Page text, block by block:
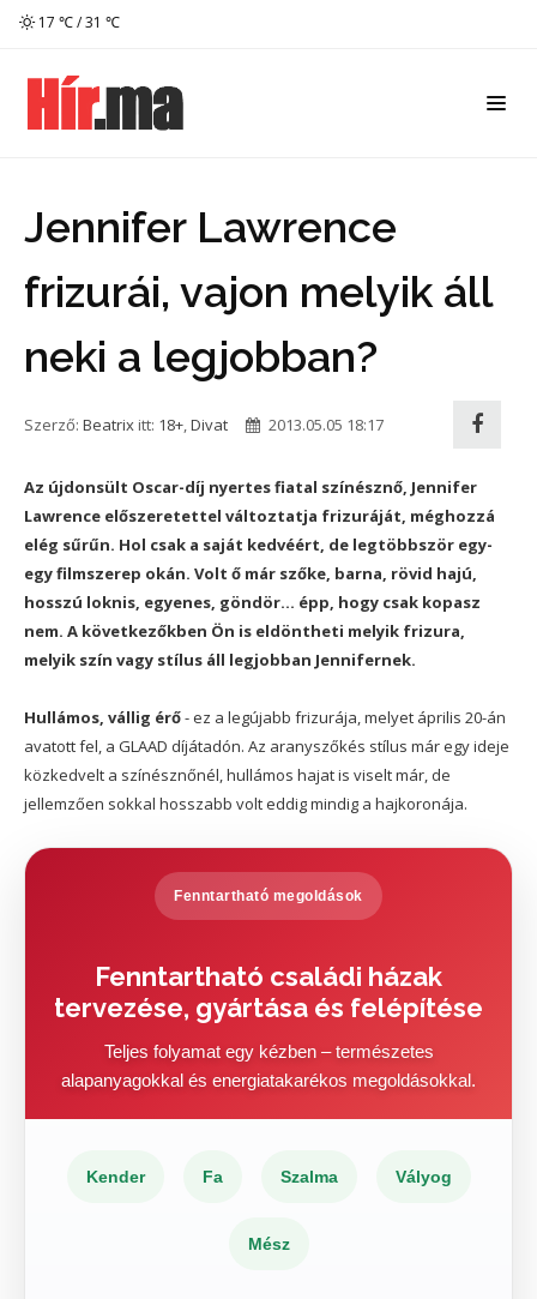
17 ℃ / 31 ℃
Jennifer Lawrence
frizurái, vajon melyik áll
neki a legjobban?
Szerző: Beatrix itt: 18+,Divat 2013.05.05 18:17
Az újdonsült Oscar-díj nyertes fiatal színésznő, Jennifer
Lawrence előszeretettel változtatja frizuráját, méghozzá
elég sűrűn. Hol csak a saját kedvéért, de legtöbbször egy-
egy filmszerep okán. Volt ő már szőke, barna, rövid hajú,
hosszú loknis, egyenes, göndör... épp, hogy csak kopasz
nem. A következőkben Ön is eldöntheti melyik frizura,
melyik szín vagy stílus áll legjobban Jennifernek.
Hullámos, vállig érő- ez a legújabb frizurája, melyet április 20-án
avatott fel, a GLAAD díjátadón. Az aranyszőkés stílus már egy ideje
közkedvelt a színésznőnél, hullámos hajat is viselt már, de
jellemzően sokkal hosszabb volt eddig mindig a hajkoronája.
Fenntartható megoldások
Fenntartható családi házak
tervezése, gyártása és felépítése
Teljes folyamat egy kézben – természetes
alapanyagokkal és energiatakarékos megoldásokkal.
Kender Fa Szalma Vályog
Mész